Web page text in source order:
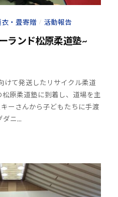
・畳寄贈 / 活動報告
ランド松原柔道塾~
けて発送したリサイクル柔道
原柔道塾に到着し、道場を主
ーさんから子どもたちに手渡
ダニ...